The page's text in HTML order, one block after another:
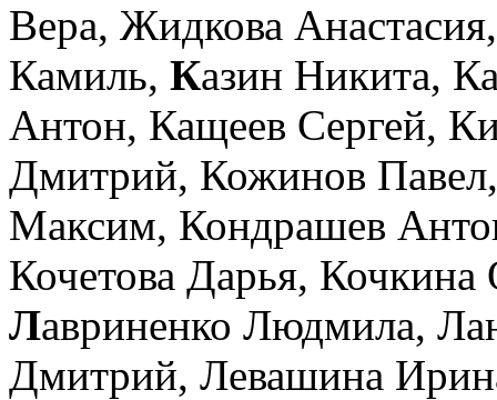
Вера, Жидкова
Камиль, Казин Никита,
Антон, Кащеев Сергей,
Дмитрий, Кожинов
Максим, Кондрашев
Кочетова Дарья, Кочкина
Лавриненко Людмила,
Дмитрий, Левашина